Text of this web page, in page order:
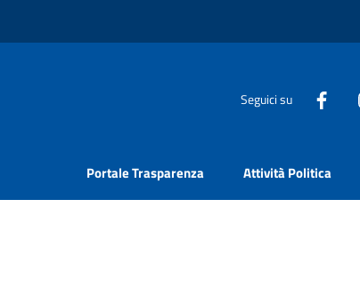
Seguici su
Portale Trasparenza Attività Politica